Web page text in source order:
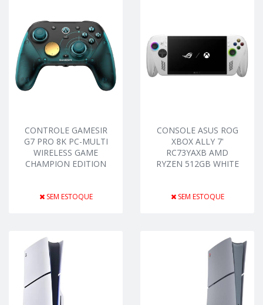
CONTROLE GAMESIR
G7 PRO 8K PC-MULTI
WIRELESS GAME
CHAMPION EDITION
SEM ESTOQUE
CONSOLE ASUS ROG
XBOX ALLY 7'
RC73YAXB AMD
RYZEN 512GB WHITE
SEM ESTOQUE